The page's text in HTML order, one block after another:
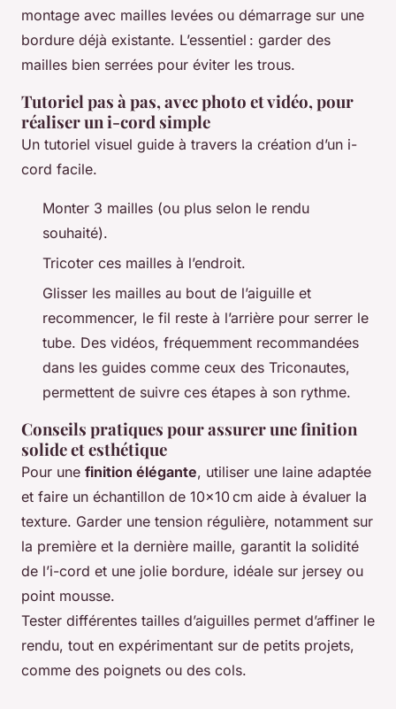
montage avec mailles levées ou démarrage sur une
bordure déjà existante. L’essentiel : garder des
mailles bien serrées pour éviter les trous.
Tutoriel pas à pas, avec photo et vidéo, pour
réaliser un i-cord simple
Un tutoriel visuel guide à travers la création d’un i-
cord facile.
Monter 3 mailles (ou plus selon le rendu
souhaité).
Tricoter ces mailles à l’endroit.
Glisser les mailles au bout de l’aiguille et
recommencer, le fil reste à l’arrière pour serrer le
tube. Des vidéos, fréquemment recommandées
dans les guides comme ceux des Triconautes,
permettent de suivre ces étapes à son rythme.
Conseils pratiques pour assurer une finition
solide et esthétique
Pour une finition élégante, utiliser une laine adaptée
et faire un échantillon de 10x10 cm aide à évaluer la
texture. Garder une tension régulière, notamment sur
la première et la dernière maille, garantit la solidité
de l’i-cord et une jolie bordure, idéale sur jersey ou
point mousse.
Tester différentes tailles d’aiguilles permet d’affiner le
rendu, tout en expérimentant sur de petits projets,
comme des poignets ou des cols.